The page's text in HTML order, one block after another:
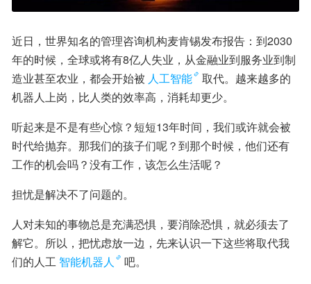
近日，世界知名的管理咨询机构麦肯锡发布报告：到2030
年的时候，全球或将有8亿人失业，从金融业到服务业到制
造业甚至农业，都会开始被 人工智能
取代。越来越多的
机器人上岗，比人类的效率高，消耗却更少。
听起来是不是有些心惊？短短13年时间，我们或许就会被
时代给抛弃。那我们的孩子们呢？到那个时候，他们还有
工作的机会吗？没有工作，该怎么生活呢？
担忧是解决不了问题的。
人对未知的事物总是充满恐惧，要消除恐惧，就必须去了
解它。所以，把忧虑放一边，先来认识一下这些将取代我
们的人工 智能机器人
吧。